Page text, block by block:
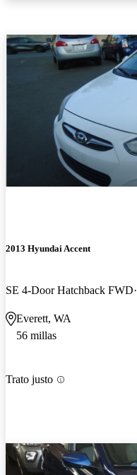
2013 Hyundai Accent
SE 4-Door Hatchback FWD
Everett, WA
56 millas
Trato justo